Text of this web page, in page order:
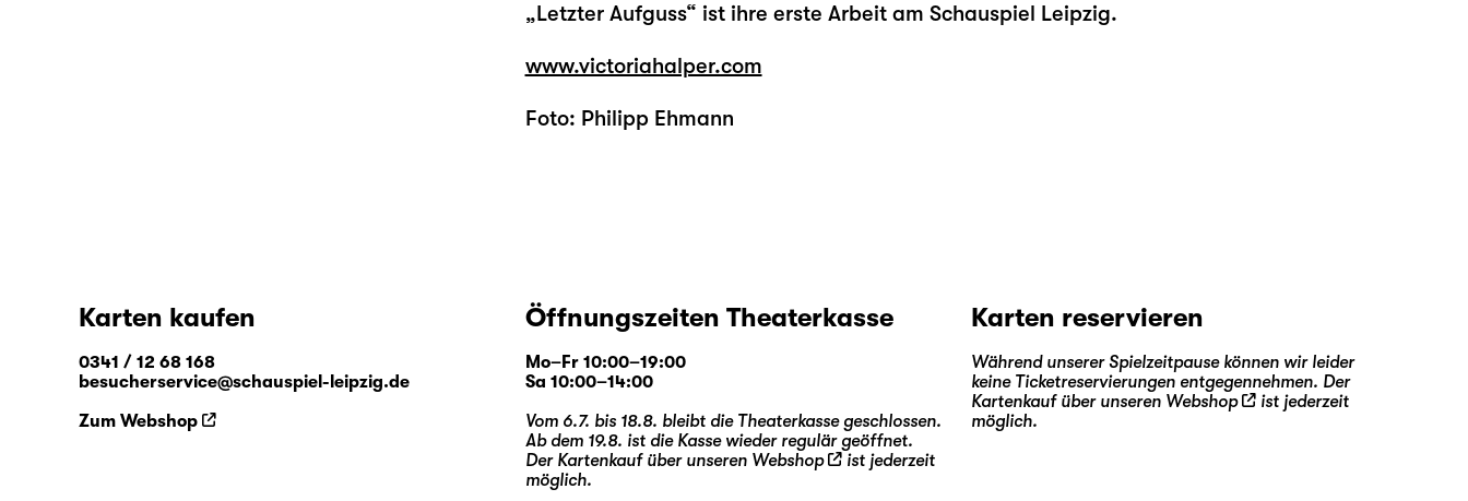
„Letzter Aufguss“ ist ihre erste Arbeit am Schauspiel Leipzig.
www.victoriahalper.com
Foto: Philipp Ehmann
Karten kaufen
0341 / 12 68 168
besucherservice@schauspiel-leipzig.de
Zum Webshop
Öffnungszeiten Theaterkasse
Mo–Fr 10:00–19:00
Sa 10:00–14:00
Vom 6.7. bis 18.8. bleibt die Theaterkasse geschlossen.
Ab dem 19.8. ist die Kasse wieder regulär geöffnet.
Der Kartenkauf über unseren Webshop
ist jederzeit
möglich.
Karten reservieren
Während unserer Spielzeitpause können wir leider
keine Ticketreservierungen entgegennehmen. Der
Kartenkauf über unseren Webshop
ist jederzeit
möglich.